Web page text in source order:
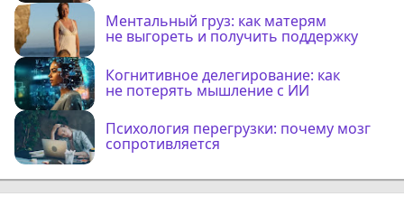
Ментальный груз: как матерям
не выгореть и получить поддержку
Когнитивное делегирование: как
не потерять мышление с ИИ
Психология перегрузки: почему мозг
сопротивляется